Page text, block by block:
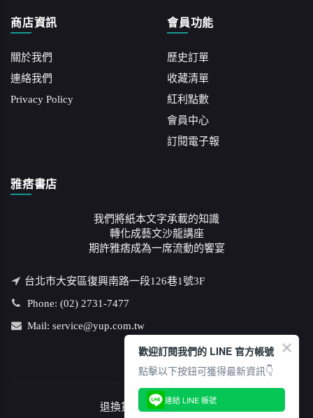
商店資訊
關於我們
連絡我們
Privacy Policy
會員功能
歷史訂單
收藏清單
紅利點數
會員中心
訂閱電子報
雅痞書店
我們將紙本文字承載的知識
轉化成藝文沙龍講座
期許雅痞成為一席流動的饗宴
台北市大安區復興南路一段126巷1號3F
Phone: (02) 2731-7477
Mail: service@yup.com.tw
退換貨說明/隱私權政策
歡迎訂閱我們的 LINE 官方帳號
點擊以下按鈕可獲得最新資訊👇
連結 LINE 帳號